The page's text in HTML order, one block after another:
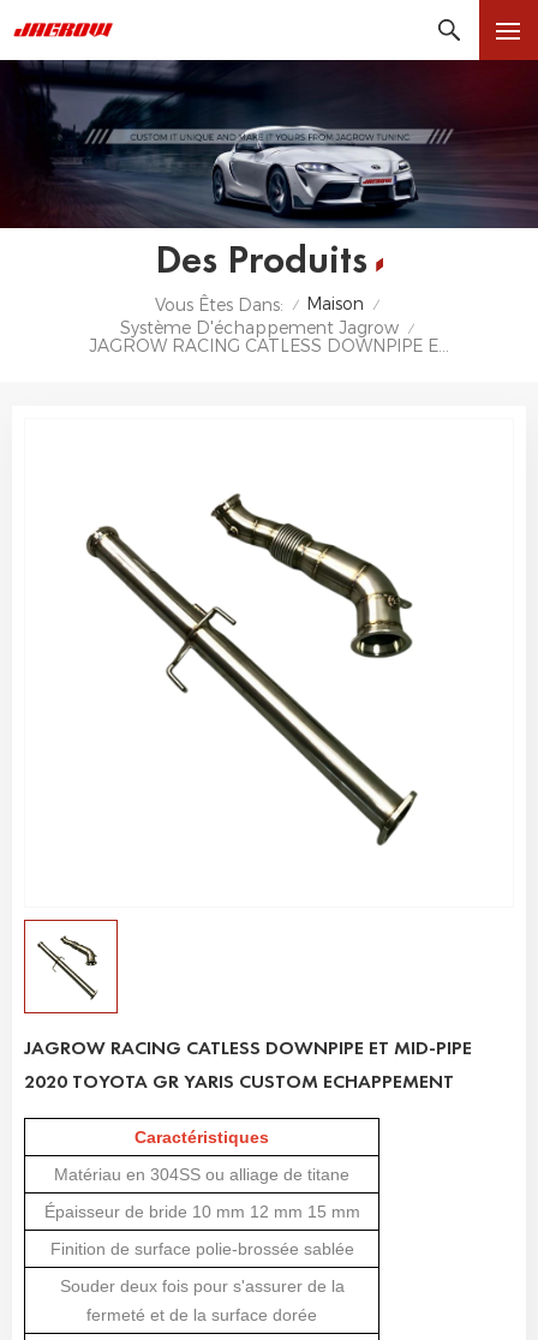
Des Produits
Vous Êtes Dans: / Maison /
Système D'échappement Jagrow /
JAGROW RACING CATLESS DOWNPIPE ET MID-PIPE 2020 TOYOTA GR YARIS CUSTOM ECHAPPEMENT
JAGROW RACING CATLESS DOWNPIPE ET MID-PIPE
2020 TOYOTA GR YARIS CUSTOM ECHAPPEMENT
Caractéristiques
Matériau en 304SS ou alliage de titane
Épaisseur de bride 10 mm 12 mm 15 mm
Finition de surface polie-brossée sablée
Souder deux fois pour s'assurer de la
fermeté et de la surface dorée